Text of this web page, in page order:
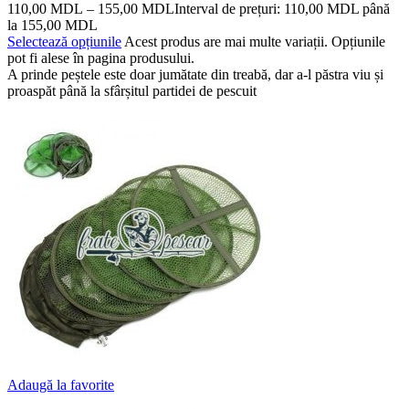
110,00 MDL – 155,00 MDLInterval de prețuri: 110,00 MDL până
la 155,00 MDL
Selectează opțiunile Acest produs are mai multe variații. Opțiunile
pot fi alese în pagina produsului.
A prinde peștele este doar jumătate din treabă, dar a-l păstra viu și
proaspăt până la sfârșitul partidei de pescuit
Adaugă la favorite